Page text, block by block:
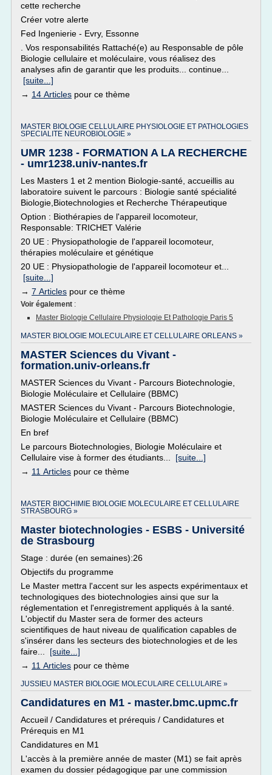
cette recherche
Créer votre alerte
Fed Ingenierie - Evry, Essonne
. Vos responsabilités Rattaché(e) au Responsable de pôle
Biologie cellulaire et moléculaire, vous réalisez des
analyses afin de garantir que les produits... continue...
[suite...]
→ 14 Articles pour ce thème
MASTER BIOLOGIE CELLULAIRE PHYSIOLOGIE ET PATHOLOGIES
SPECIALITE NEUROBIOLOGIE »
UMR 1238 - FORMATION A LA RECHERCHE
- umr1238.univ-nantes.fr
Les Masters 1 et 2 mention Biologie-santé, accueillis au
laboratoire suivent le parcours : Biologie santé spécialité
Biologie,Biotechnologies et Recherche Thérapeutique
Option : Biothérapies de l'appareil locomoteur,
Responsable: TRICHET Valérie
20 UE : Physiopathologie de l'appareil locomoteur,
thérapies moléculaire et génétique
20 UE : Physiopathologie de l'appareil locomoteur et...
[suite...]
→ 7 Articles pour ce thème
Voir également :
Master Biologie Cellulaire Physiologie Et Pathologie Paris 5
MASTER BIOLOGIE MOLECULAIRE ET CELLULAIRE ORLEANS »
MASTER Sciences du Vivant -
formation.univ-orleans.fr
MASTER Sciences du Vivant - Parcours Biotechnologie,
Biologie Moléculaire et Cellulaire (BBMC)
MASTER Sciences du Vivant - Parcours Biotechnologie,
Biologie Moléculaire et Cellulaire (BBMC)
En bref
Le parcours Biotechnologies, Biologie Moléculaire et
Cellulaire vise à former des étudiants... [suite...]
→ 11 Articles pour ce thème
MASTER BIOCHIMIE BIOLOGIE MOLECULAIRE ET CELLULAIRE
STRASBOURG »
Master biotechnologies - ESBS - Université
de Strasbourg
Stage : durée (en semaines):26
Objectifs du programme
Le Master mettra l'accent sur les aspects expérimentaux et
technologiques des biotechnologies ainsi que sur la
réglementation et l'enregistrement appliqués à la santé.
L'objectif du Master sera de former des acteurs
scientifiques de haut niveau de qualification capables de
s'insérer dans les secteurs des biotechnologies et de les
faire... [suite...]
→ 11 Articles pour ce thème
JUSSIEU MASTER BIOLOGIE MOLECULAIRE CELLULAIRE »
Candidatures en M1 - master.bmc.upmc.fr
Accueil / Candidatures et prérequis / Candidatures et
Prérequis en M1
Candidatures en M1
L'accès à la première année de master (M1) se fait après
examen du dossier pédagogique par une commission